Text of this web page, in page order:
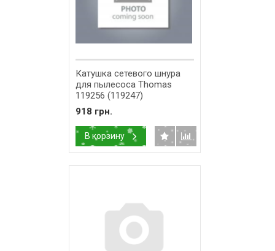
Катушка сетевого шнура
для пылесоса Thomas
119256 (119247)
918 грн.
В корзину